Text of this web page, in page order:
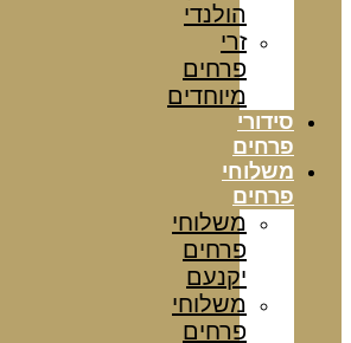
הולנדי
זרי
פרחים
מיוחדים
סידורי
פרחים
משלוחי
פרחים
משלוחי
פרחים
יקנעם
משלוחי
פרחים